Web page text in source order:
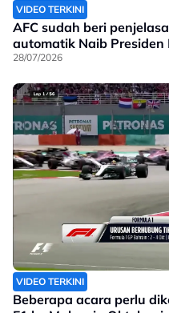
VIDEO TERKINI
AFC sudah beri
automatik Naib Presiden
28/07/2026
VIDEO TERKINI
Beberapa acara perlu